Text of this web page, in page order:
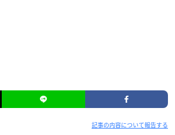
記事の内容について報告する